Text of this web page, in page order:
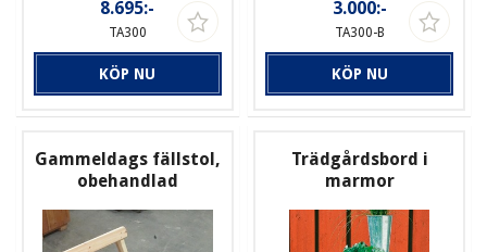
8.695:-
TA300
KÖP NU
3.000:-
TA300-B
KÖP NU
Gammeldags fällstol,
obehandlad
Trädgårdsbord i
marmor